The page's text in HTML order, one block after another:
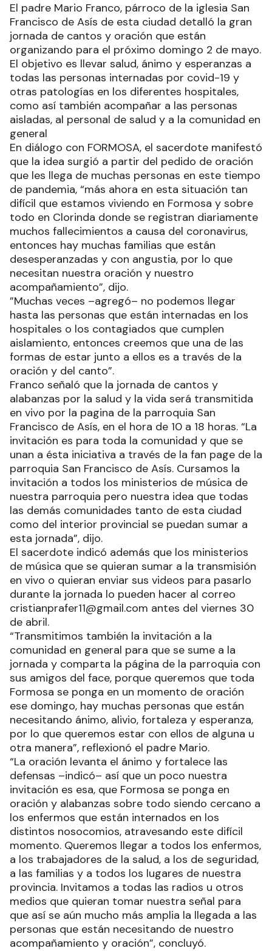
El padre Mario Franco, párroco de la iglesia San
Francisco de Asís de esta ciudad detalló la gran
jornada de cantos y oración que están
organizando para el próximo domingo 2 de mayo.
El objetivo es llevar salud, ánimo y esperanzas a
todas las personas internadas por covid-19 y
otras patologías en los diferentes hospitales,
como así también acompañar a las personas
aisladas, al personal de salud y a la comunidad en
general
En diálogo con FORMOSA, el sacerdote manifestó
que la idea surgió a partir del pedido de oración
que les llega de muchas personas en este tiempo
de pandemia, “más ahora en esta situación tan
difícil que estamos viviendo en Formosa y sobre
todo en Clorinda donde se registran diariamente
muchos fallecimientos a causa del coronavirus,
entonces hay muchas familias que están
desesperanzadas y con angustia, por lo que
necesitan nuestra oración y nuestro
acompañamiento”, dijo.
”Muchas veces –agregó– no podemos llegar
hasta las personas que están internadas en los
hospitales o los contagiados que cumplen
aislamiento, entonces creemos que una de las
formas de estar junto a ellos es a través de la
oración y del canto”.
Franco señaló que la jornada de cantos y
alabanzas por la salud y la vida será transmitida
en vivo por la pagina de la parroquia San
Francisco de Asís, en el hora de 10 a 18 horas. “La
invitación es para toda la comunidad y que se
unan a ésta iniciativa a través de la fan page de la
parroquia San Francisco de Asís. Cursamos la
invitación a todos los ministerios de música de
nuestra parroquia pero nuestra idea que todas
las demás comunidades tanto de esta ciudad
como del interior provincial se puedan sumar a
esta jornada”, dijo.
El sacerdote indicó además que los ministerios
de música que se quieran sumar a la transmisión
en vivo o quieran enviar sus videos para pasarlo
durante la jornada lo pueden hacer al correo
cristianprafer11@gmail.com antes del viernes 30
de abril.
“Transmitimos también la invitación a la
comunidad en general para que se sume a la
jornada y comparta la página de la parroquia con
sus amigos del face, porque queremos que toda
Formosa se ponga en un momento de oración
ese domingo, hay muchas personas que están
necesitando ánimo, alivio, fortaleza y esperanza,
por lo que queremos estar con ellos de alguna u
otra manera”, reflexionó el padre Mario.
“La oración levanta el ánimo y fortalece las
defensas –indicó– así que un poco nuestra
invitación es esa, que Formosa se ponga en
oración y alabanzas sobre todo siendo cercano a
los enfermos que están internados en los
distintos nosocomios, atravesando este difícil
momento. Queremos llegar a todos los enfermos,
a los trabajadores de la salud, a los de seguridad,
a las familias y a todos los lugares de nuestra
provincia. Invitamos a todas las radios u otros
medios que quieran tomar nuestra señal para
que así se aún mucho más amplia la llegada a las
personas que están necesitando de nuestro
acompañamiento y oración”, concluyó.